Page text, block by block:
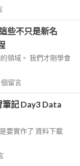
些不只是新名
領域。 我們才剛學會
個留言
記 Day3 Data
要實作了 資料下載